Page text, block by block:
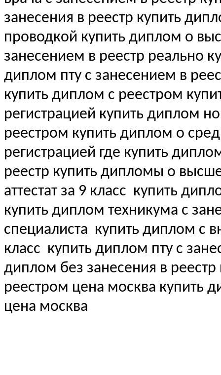
занесения в реестр купить
проводкой купить диплом о
занесением в реестр реально
диплом пту с занесением в
купить диплом с реестром
регистрацией купить диплом
реестром купить диплом о
регистрацией где купить
реестр купить дипломы о
аттестат за 9 класс купить
купить диплом техникума с
специалиста купить диплом с
класс купить диплом пту с
диплом без занесения в
реестром цена москва купить
цена москва